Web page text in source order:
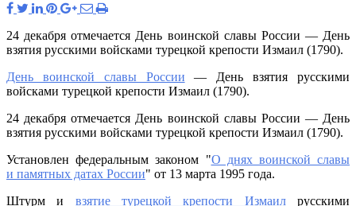
русскими
турецкой
крепости
(1790)
24 декабря отмечается День воинской славы России — День
взятия русскими войсками турецкой крепости Измаил (1790).
День воинской славы России — День взятия русскими
войсками турецкой крепости Измаил (1790).
24 декабря отмечается День воинской славы России — День
взятия русскими войсками турецкой крепости Измаил (1790).
Установлен федеральным законом "О днях воинской славы
и памятных датах России" от 13 марта 1995 года.
Штурм и взятие турецкой крепости Измаилрусскими